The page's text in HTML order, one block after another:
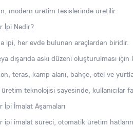
modern üretim tesislerinde üretilir.
İpi Nedir?
ipi, her evde bulunan araçlardan biridir.
dışarıda askı düzeni oluşturulması için
teras, kamp alanı, bahçe, otel ve
teknolojisi sayesinde, kullanıcılar
İpi İmalat Aşamaları
ipi imalat süreci, otomatik üretim